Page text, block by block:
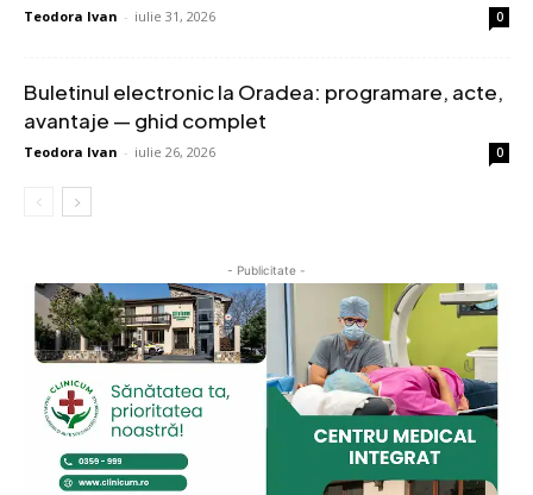
Teodora Ivan - iulie 31, 2026 0
Buletinul electronic la Oradea: programare, acte,
avantaje — ghid complet
Teodora Ivan - iulie 26, 2026 0
- Publicitate -